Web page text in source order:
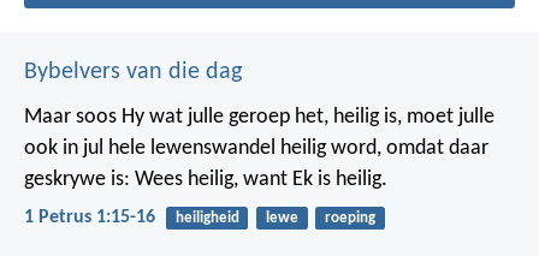
Bybelvers van die dag
Maar soos Hy wat julle geroep het, heilig is, moet julle
ook in jul hele lewenswandel heilig word, omdat daar
geskrywe is: Wees heilig, want Ek is heilig.
1 Petrus 1:15-16 heiligheid lewe roeping